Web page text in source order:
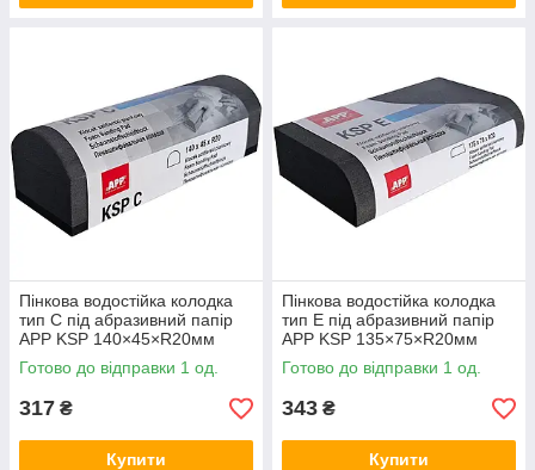
Пінкова водостійка колодка
тип C під абразивний папір
APP KSP 140×45×R20мм
Готово до відправки 1 од.
317 ₴
Купити
Пінкова водостійка колодка
тип E під абразивний папір
APP KSP 135×75×R20мм
Готово до відправки 1 од.
343 ₴
Купити